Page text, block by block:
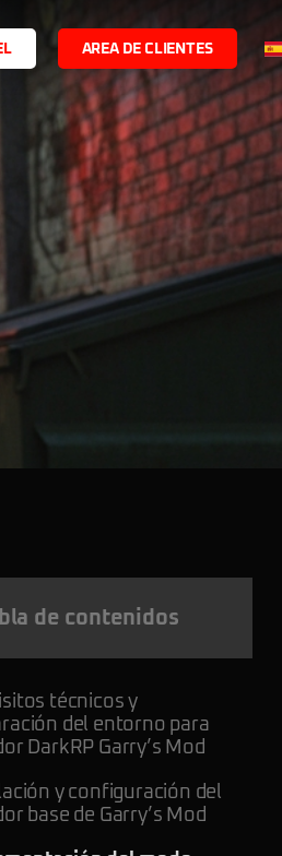
L AR EA D E C LI E NTES
de contenidos
técnicos y
del entorno para
DarkRP Garry’s Mod
y configuración del
base de Garry’s Mod